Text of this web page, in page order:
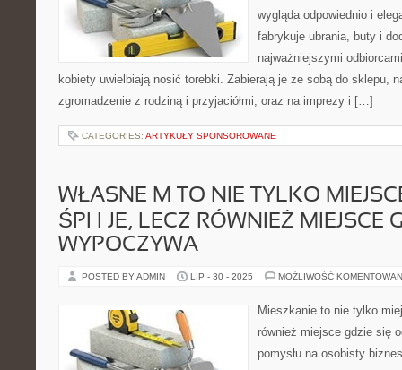
wygląda odpowiednio i
fabrykuje ubrania, buty i
najważniejszymi
kobiety uwielbiają nosić torebki. Zabierają je ze sobą do sklepu,
zgromadzenie z rodziną i przyjaciółmi, oraz na imprezy i […]
CATEGORIES: ARTYKUŁY SPONSOROWANE
WŁASNE M TO NIE TYLKO
ŚPI I JE, LECZ RÓWNIEŻ MIEJSCE
WYPOCZYWA
POSTED BY ADMIN LIP - 30 - 2025 MOŻLIWOŚĆ
Mieszkanie to nie tylko
również miejsce gdzie się
pomysłu na osobisty